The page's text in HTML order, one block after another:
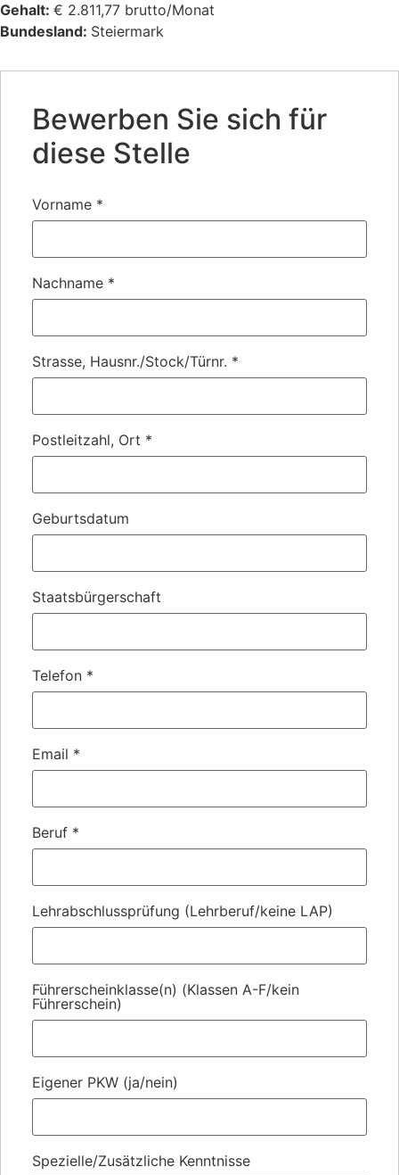
Gehalt: € 2.811,77 brutto/Monat
Bundesland: Steiermark
Bewerben Sie sich für
diese Stelle
Vorname *
Nachname *
Strasse, Hausnr./Stock/Türnr. *
Postleitzahl, Ort *
Geburtsdatum
Staatsbürgerschaft
Telefon *
Email *
Beruf *
Lehrabschlussprüfung (Lehrberuf/keine LAP)
Führerscheinklasse(n) (Klassen A-F/kein
Führerschein)
Eigener PKW (ja/nein)
Spezielle/Zusätzliche Kenntnisse